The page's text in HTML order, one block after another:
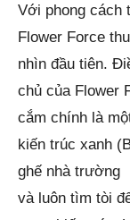
Với phong cách
Flower Force
nhìn đầu tiên.
chủ của Flower
cắm chính là
kiến trúc xanh
ghế nhà trường
và luôn tìm tòi